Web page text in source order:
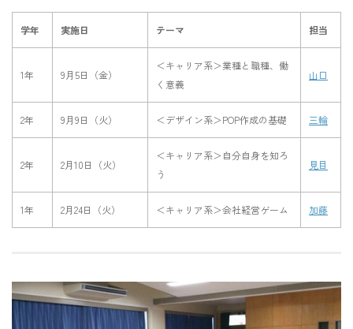
学年 実施日 テーマ 担当
1年 9月5日（金）
＜キャリア系＞業種と職種、働
く意義
山口
2年 9月9日（火） ＜デザイン系＞POP作成の基礎 三輪
2年 2月10日（火）
＜キャリア系＞自分自身を知ろ
う
見目
1年 2月24日（火） ＜キャリア系＞会社経営ゲーム 加藤